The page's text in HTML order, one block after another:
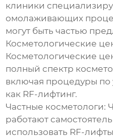
клиники
омолаживающих
могут быть частью
Косметологические
Косметологические
полный спектр
включая процедуры по
как RF-лифтинг.
Частные косметологи:
работают
использовать RF-